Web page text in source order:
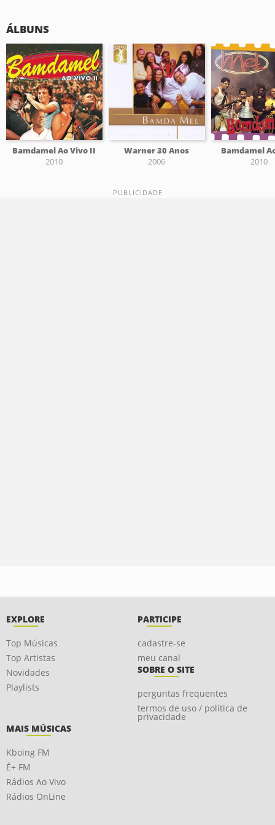
ÁLBUNS
Bamdamel Ao Vivo II
2010
Warner 30 Anos
2006
Bamdamel
2010
EXPLORE
Top Músicas
Top Artistas
Novidades
Playlists
PARTICIPE
cadastre-se
meu canal
SOBRE O SITE
perguntas frequentes
termos de uso / política de
privacidade
MAIS MÚSICAS
Kboing FM
É+ FM
Rádios Ao Vivo
Rádios OnLine